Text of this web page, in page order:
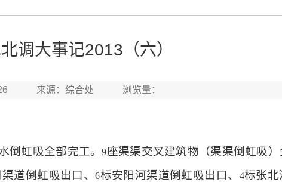
调大事记2013（六）
26 来源：综合处 浏览量：
倒虹吸全部完工。9座渠渠交叉建筑物（渠渠倒虹吸
道倒虹吸出口、6标安阳河渠道倒虹吸出口、 4标张北